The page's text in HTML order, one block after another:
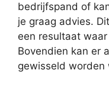
bedrijfspand of
je graag advies.
een resultaat
Bovendien kan er
gewisseld worden